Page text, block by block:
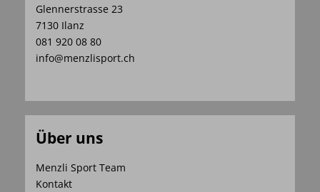
Glennerstrasse 23
7130 Ilanz
081 920 08 80
info@menzlisport.ch
Über uns
Menzli Sport Team
Kontakt